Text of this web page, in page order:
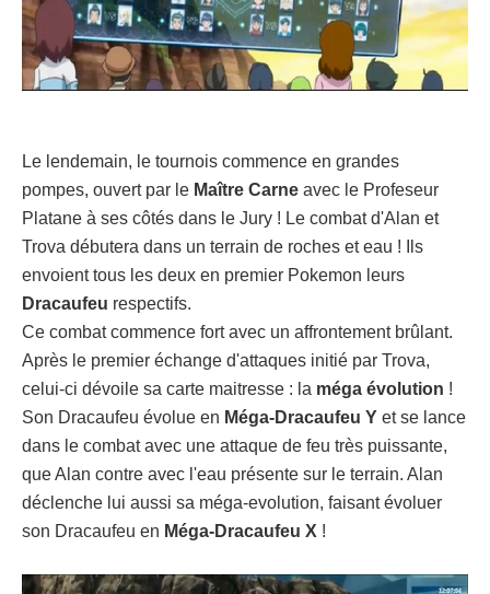
Le lendemain, le tournois commence en grandes
pompes, ouvert par le Maître Carne avec le Profeseur
Platane à ses côtés dans le Jury ! Le combat d'Alan et
Trova débutera dans un terrain de roches et eau ! Ils
envoient tous les deux en premier Pokemon leurs
Dracaufeu respectifs.
Ce combat commence fort avec un affrontement brûlant.
Après le premier échange d'attaques initié par Trova,
celui-ci dévoile sa carte maitresse : la méga évolution !
Son Dracaufeu évolue en Méga-Dracaufeu Y et se lance
dans le combat avec une attaque de feu très puissante,
que Alan contre avec l'eau présente sur le terrain. Alan
déclenche lui aussi sa méga-evolution, faisant évoluer
son Dracaufeu en Méga-Dracaufeu X !